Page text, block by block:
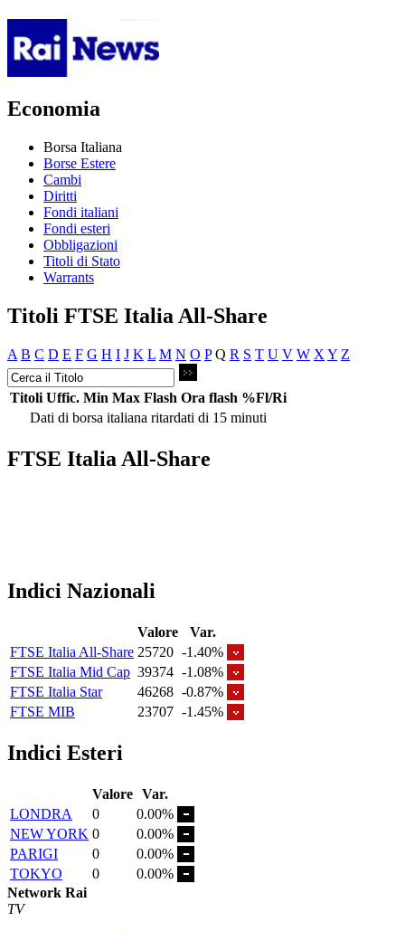
Economia
Borsa Italiana
Borse Estere
Cambi
Diritti
Fondi italiani
Fondi esteri
Obbligazioni
Titoli di Stato
Warrants
Titoli FTSE Italia All-Share
A B C D E F G H I J K L M N O P Q R S T U V W X Y Z
Titoli Uffic. Min Max Flash Ora flash %Fl/Ri
Dati di borsa italiana ritardati di 15 minuti
FTSE Italia All-Share
Indici Nazionali
Valore
Var.
FTSE Italia All-Share 25720 -1.40%
FTSE Italia Mid Cap 39374 -1.08%
FTSE Italia Star
46268 -0.87%
FTSE MIB
23707 -1.45%
Indici Esteri
Valore Var.
LONDRA
0
0.00%
NEW YORK 0
0.00%
PARIGI
0
0.00%
TOKYO
0
0.00%
Network Rai
TV